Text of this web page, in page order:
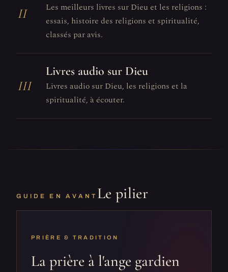
II
Les meilleurs livres sur Dieu et les religions :
essais, histoire des religions et spiritualité,
classés par avis.
III
Livres audio sur Dieu
Livres audio sur Dieu, les religions et la
spiritualité, à écouter.
GUIDE EN AVANT Le pilier
PRIÈRE & TRADITION
La prière à l'ange gardien